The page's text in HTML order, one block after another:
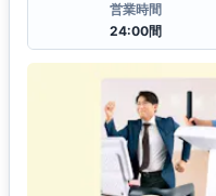
営業時間
24:00間